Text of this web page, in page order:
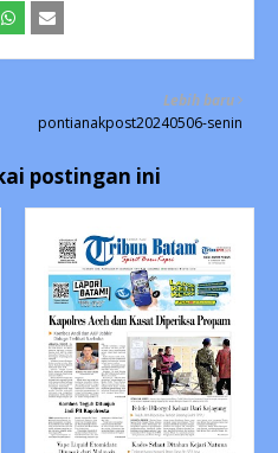
Lebih baru
pontianakpost20240506-senin
postingan ini